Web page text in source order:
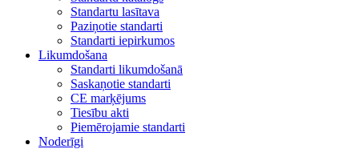
Standartu lasītava
Paziņotie standarti
Standarti iepirkumos
Likumdošana
Standarti likumdošanā
Saskaņotie standarti
CE marķējums
Tiesību akti
Piemērojamie standarti
Noderīgi